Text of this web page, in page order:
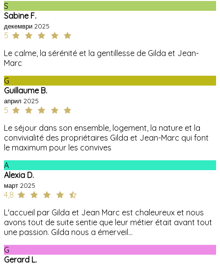
S
Sabine F.
декември 2025
5
Le calme, la sérénité et la gentillesse de Gilda et Jean-
Marc
G
Guillaume B.
април 2025
5
Le séjour dans son ensemble, logement, la nature et la
convivialité des propriétaires Gilda et Jean-Marc qui font
le maximum pour les convives
A
Alexia D.
март 2025
4,8
L'accueil par Gilda et Jean Marc est chaleureux et nous
avons tout de suite sentie que leur métier était avant tout
une passion. Gilda nous a émerveil...
G
Gerard L.